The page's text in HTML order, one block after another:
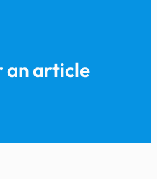
an article